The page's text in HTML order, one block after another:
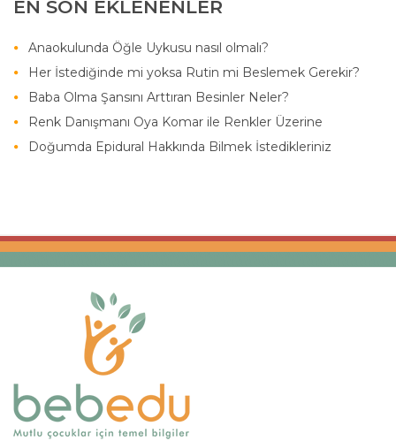
EN SON EKLENENLER
Anaokulunda Öğle Uykusu nasıl olmalı?
Her İstediğinde mi yoksa Rutin mi Beslemek Gerekir?
Baba Olma Şansını Arttıran Besinler Neler?
Renk Danışmanı Oya Komar ile Renkler Üzerine
Doğumda Epidural Hakkında Bilmek İstedikleriniz